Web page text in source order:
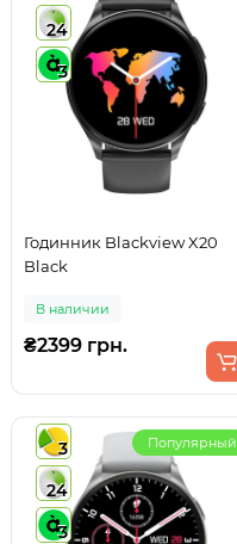
24
3
Годинник Blackview X20
Black
В наличии
₴2399 грн.
3
24
3
Популярный